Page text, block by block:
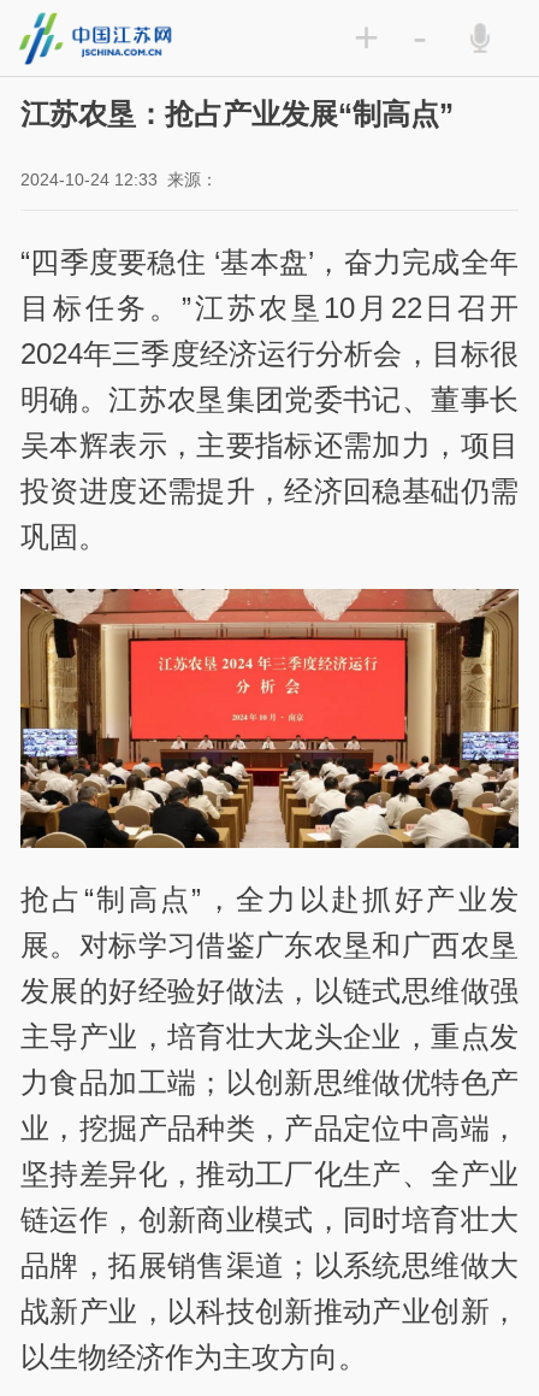
+ -
江苏农垦：抢占产业发展“制高点”
2024-10-24 12:33 来源：
“四季度要稳住 ‘基本盘’，奋力完成全年
目标任务。”江苏农垦10月22日召开
2024年三季度经济运行分析会，目标很
明确。江苏农垦集团党委书记、董事长
吴本辉表示，主要指标还需加力，项目
投资进度还需提升，经济回稳基础仍需
巩固。
抢占“制高点”，全力以赴抓好产业发
展。对标学习借鉴广东农垦和广西农垦
发展的好经验好做法，以链式思维做强
主导产业，培育壮大龙头企业，重点发
力食品加工端；以创新思维做优特色产
业，挖掘产品种类，产品定位中高端，
坚持差异化，推动工厂化生产、全产业
链运作，创新商业模式，同时培育壮大
品牌，拓展销售渠道；以系统思维做大
战新产业，以科技创新推动产业创新，
以生物经济作为主攻方向。